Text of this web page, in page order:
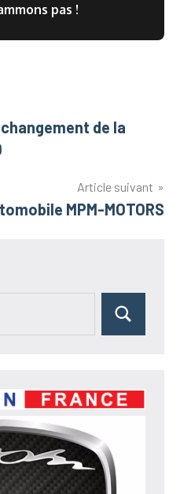
pas !
de la
Article suivant
MPM-MOTORS
Rechercher